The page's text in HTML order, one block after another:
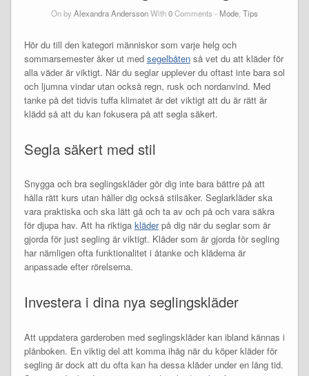
On byAlexandra AnderssonWith0Comments - Mode Tips
Hör du till den kategori människor som varje helg och
sommarsemester åker ut med segelbåtenså vet du att kläder för
alla väder är viktigt. När du seglar upplever du oftast inte bara sol
och ljumna vindar utan också regn, rusk och nordanvind. Med
tanke på det tidvis tuffa klimatet är det viktigt att du är rätt är
klädd så att du kan fokusera på att segla säkert.
Segla säkert med stil
Snygga och bra seglingskläder gör dig inte bara bättre på att
hålla rätt kurs utan håller dig också stilsäker. Seglarkläder ska
vara praktiska och ska lätt gå och ta av och på och vara säkra
för djupa hav. Att ha riktiga kläderpå dig när du seglar som är
gjorda för just segling är viktigt. Kläder som är gjorda för segling
har nämligen ofta funktionalitet i åtanke och kläderna är
anpassade efter rörelserna.
Investera i dina nya seglingskläder
Att uppdatera garderoben med seglingskläder kan ibland kännas i
plånboken. En viktig del att komma ihåg när du köper kläder för
segling är dock att du ofta kan ha dessa kläder under en lång tid.